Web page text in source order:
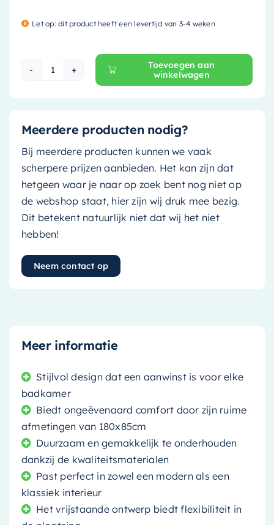
Let op: dit product heeft een levertijd van 3-4 weken
Mondiaz Vrijstaand bad Holm - 180x85cm -
Toevoegen aan
winkelwagen
Meerdere producten nodig?
Bij meerdere producten kunnen we vaak
scherpere prijzen aanbieden. Het kan zijn dat
hetgeen waar je naar op zoek bent nog niet op
de webshop staat, hier zijn wij druk mee bezig.
Dit betekent natuurlijk niet dat wij het niet
hebben!
Neem contact op
Meer informatie
Stijlvol design dat een aanwinst is voor elke
badkamer
Biedt ongeëvenaard comfort door zijn ruime
afmetingen van 180x85cm
Duurzaam en gemakkelijk te onderhouden
dankzij de kwaliteitsmaterialen
Past perfect in zowel een modern als een
klassiek interieur
Het vrijstaande ontwerp biedt flexibiliteit in